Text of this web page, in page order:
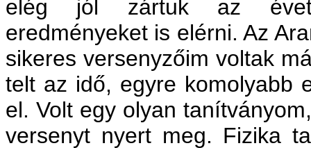
elég jól zártuk az
eredményeket is elérni. Az
sikeres versenyzőim voltak
telt az idő, egyre komolyabb
el. Volt egy olyan
versenyt nyert meg. Fizika